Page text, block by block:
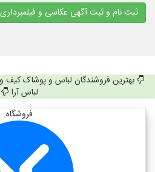
ثبت نام و ثبت آگهی عکاسی و فیلمبرداری
بهترین فروشندگان لباس و پوشاک
لباس آرا
فروشگاه